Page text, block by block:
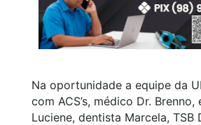
Na oportunidade a equipe da
com ACS’s, médico Dr. Brenno,
Luciene, dentista Marcela, TSB